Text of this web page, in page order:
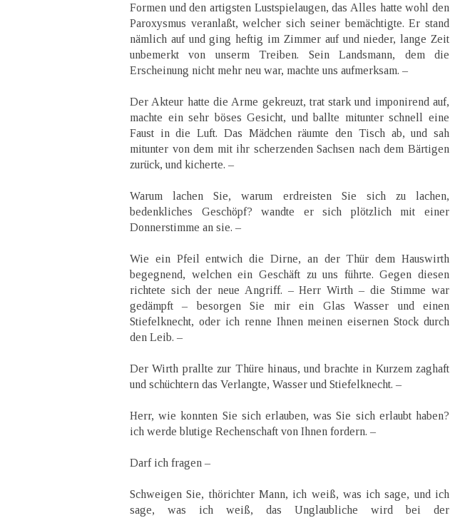
Formen und den artigsten Lustspielaugen, das Alles hatte wohl den
Paroxysmus veranlaßt, welcher sich seiner bemächtigte. Er stand
nämlich auf und ging heftig im Zimmer auf und nieder, lange Zeit
unbemerkt von unserm Treiben. Sein Landsmann, dem die
Erscheinung nicht mehr neu war, machte uns aufmerksam. –
Der Akteur hatte die Arme gekreuzt, trat stark und imponirend auf,
machte ein sehr böses Gesicht, und ballte mitunter schnell eine
Faust in die Luft. Das Mädchen räumte den Tisch ab, und sah
mitunter von dem mit ihr scherzenden Sachsen nach dem Bärtigen
zurück, und kicherte. –
Warum lachen Sie, warum erdreisten Sie sich zu lachen,
bedenkliches Geschöpf? wandte er sich plötzlich mit einer
Donnerstimme an sie. –
Wie ein Pfeil entwich die Dirne, an der Thür dem Hauswirth
begegnend, welchen ein Geschäft zu uns führte. Gegen diesen
richtete sich der neue Angriff. – Herr Wirth – die Stimme war
gedämpft – besorgen Sie mir ein Glas Wasser und einen
Stiefelknecht, oder ich renne Ihnen meinen eisernen Stock durch
den Leib. –
Der Wirth prallte zur Thüre hinaus, und brachte in Kurzem zaghaft
und schüchtern das Verlangte, Wasser und Stiefelknecht. –
Herr, wie konnten Sie sich erlauben, was Sie sich erlaubt haben?
ich werde blutige Rechenschaft von Ihnen fordern. –
Darf ich fragen –
Schweigen Sie, thörichter Mann, ich weiß, was ich sage, und ich
sage, was ich weiß, das Unglaubliche wird bei der